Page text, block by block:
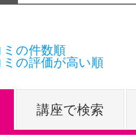
特集をみる
ミの件数順
ミの評価が高い順
講座で検索